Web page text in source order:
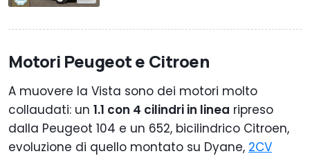
Motori Peugeot e Citroen
A muovere la Vista sono dei motori molto
collaudati: un 1.1 con 4 cilindri in linea ripreso
dalla Peugeot 104 e un 652, bicilindrico Citroen,
evoluzione di quello montato su Dyane, 2CV